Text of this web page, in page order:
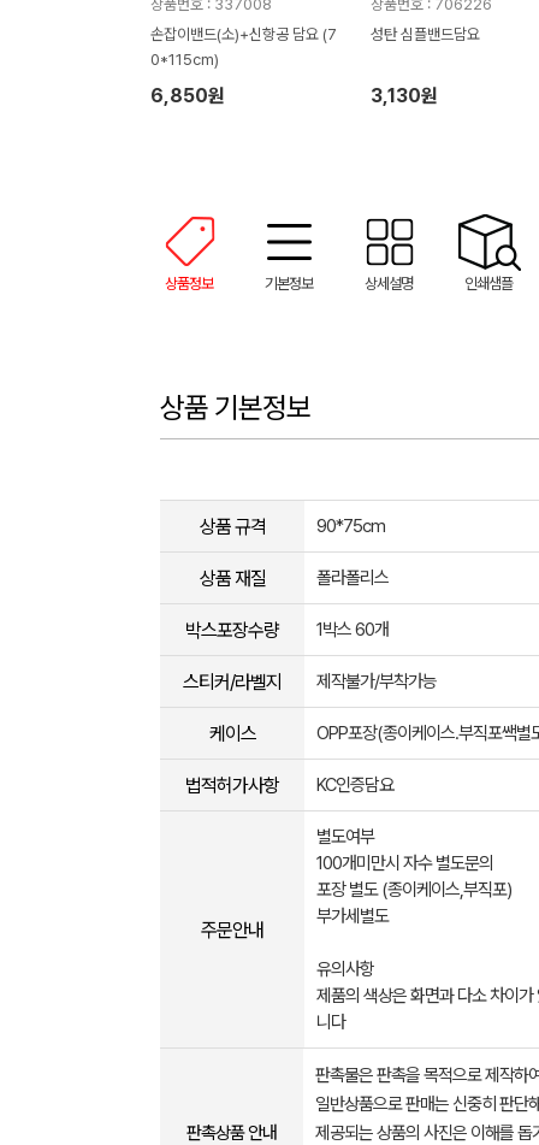
상품번호 : 337008
손잡이밴드(소)+신항공 담요 (7
0*115cm)
6,850원
상품번호 : 706226
성탄 심플밴드담요
3,130원
상품정보 기본정보 상세설명 인쇄샘플
상품 기본정보
상품 규격 90*75cm
상품 재질 폴라폴리스
박스포장수량 1박스 60개
스티커/라벨지 제작불가/부착가능
케이스 OPP포장(종이케이스.부직포쌕별
법적허가사항 KC인증담요
주문안내
별도여부
100개미만시 자수 별도문의
포장 별도 (종이케이스,부직포)
부가세별도
유의사항
제품의 색상은 화면과 다소 차이가
니다
판촉상품 안내
판촉물은 판촉을 목적으로 제작하
일반상품으로 판매는 신중히 판단
제공되는 상품의 사진은 이해를